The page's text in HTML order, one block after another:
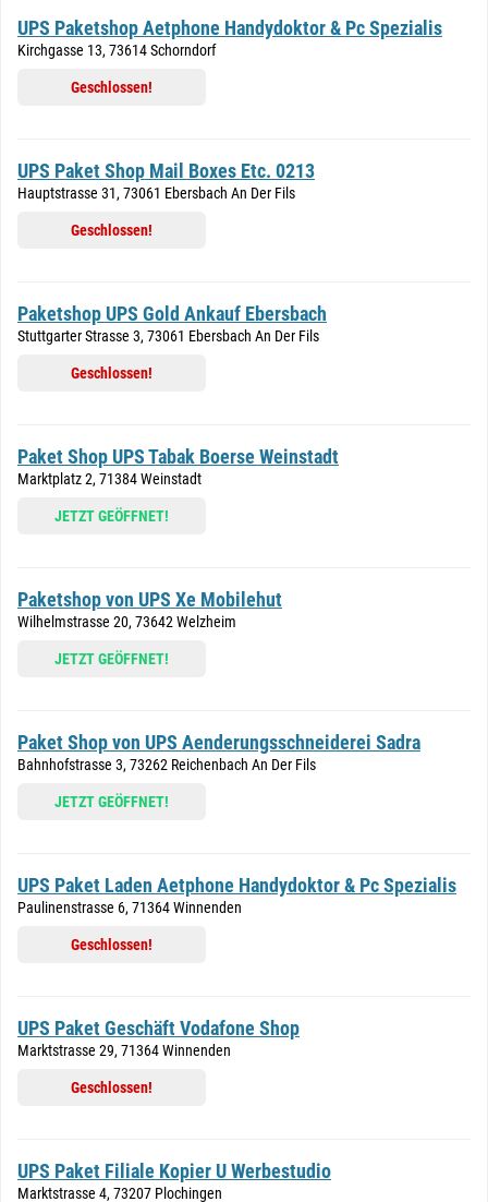
UPS Paketshop Aetphone Handydoktor & Pc Spezialis
Kirchgasse 13, 73614 Schorndorf
Geschlossen!
UPS Paket Shop Mail Boxes Etc. 0213
Hauptstrasse 31, 73061 Ebersbach An Der Fils
Geschlossen!
Paketshop UPS Gold Ankauf Ebersbach
Stuttgarter Strasse 3, 73061 Ebersbach An Der Fils
Geschlossen!
Paket Shop UPS Tabak Boerse Weinstadt
Marktplatz 2, 71384 Weinstadt
JETZT GEÖFFNET!
Paketshop von UPS Xe Mobilehut
Wilhelmstrasse 20, 73642 Welzheim
JETZT GEÖFFNET!
Paket Shop von UPS Aenderungsschneiderei Sadra
Bahnhofstrasse 3, 73262 Reichenbach An Der Fils
JETZT GEÖFFNET!
UPS Paket Laden Aetphone Handydoktor & Pc Spezialis
Paulinenstrasse 6, 71364 Winnenden
Geschlossen!
UPS Paket Geschäft Vodafone Shop
Marktstrasse 29, 71364 Winnenden
Geschlossen!
UPS Paket Filiale Kopier U Werbestudio
Marktstrasse 4, 73207 Plochingen